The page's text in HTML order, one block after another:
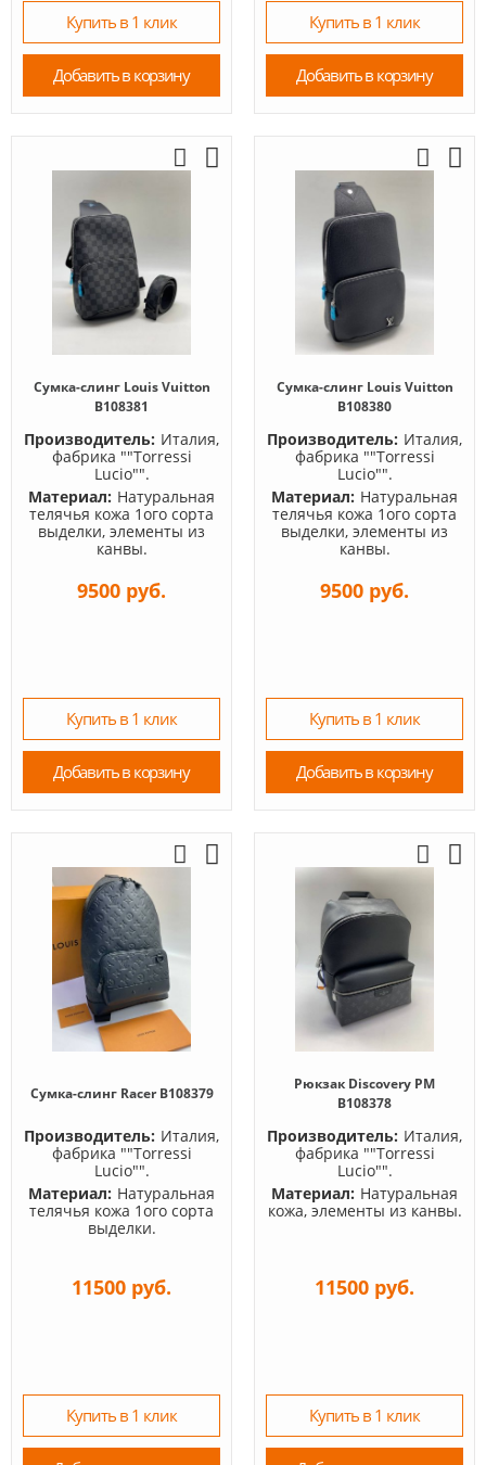
Купить в 1 клик
Добавить в корзину
Купить в 1 клик
Добавить в корзину
Сумка-слинг Louis Vuitton
B108381
Производитель: Италия,
фабрика ""Torressi
Lucio"".
Материал: Натуральная
телячья кожа 1ого сорта
выделки, элементы из
канвы.
9500 руб.
Купить в 1 клик
Добавить в корзину
Сумка-слинг Louis Vuitton
B108380
Производитель: Италия,
фабрика ""Torressi
Lucio"".
Материал: Натуральная
телячья кожа 1ого сорта
выделки, элементы из
канвы.
9500 руб.
Купить в 1 клик
Добавить в корзину
Сумка-слинг Racer B108379
Производитель: Италия,
фабрика ""Torressi
Lucio"".
Материал: Натуральная
телячья кожа 1ого сорта
выделки.
11500 руб.
Купить в 1 клик
Рюкзак Discovery PM
B108378
Производитель: Италия,
фабрика ""Torressi
Lucio"".
Материал: Натуральная
кожа, элементы из канвы.
11500 руб.
Купить в 1 клик